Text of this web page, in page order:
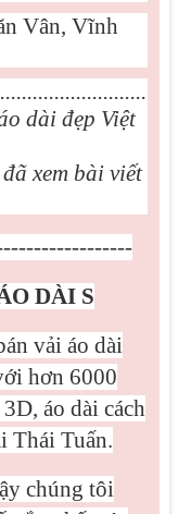
Vân, Vĩnh
dài đẹp Việt
xem bài viết
DÀI S
vải áo dài
hơn 6000
áo dài cách
Thái Tuấn.
chúng tôi